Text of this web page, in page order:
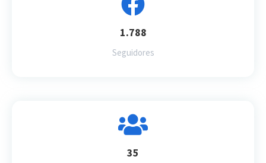
1.788
Seguidores
35